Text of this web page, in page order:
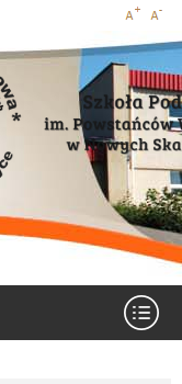
Increase
font size
font